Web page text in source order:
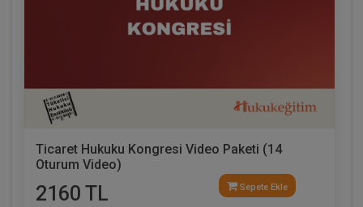
Ticaret Hukuku Kongresi Video Paketi (14
Oturum Video)
2160 TL Sepete Ekle